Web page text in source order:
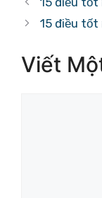
15 điều
Viết